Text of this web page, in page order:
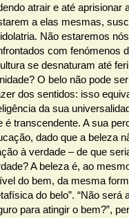
atrair e até aprisionar
a elas mesmas,
Não estaremos
com fenómenos
se desnaturam até
O belo não pode
dos sentidos: isso
da sua
é transcendente. A sua
dado que a beleza
à verdade – de que
A beleza é, ao
do bem, da mesma
do belo”. “Não será
para atingir o bem?”,